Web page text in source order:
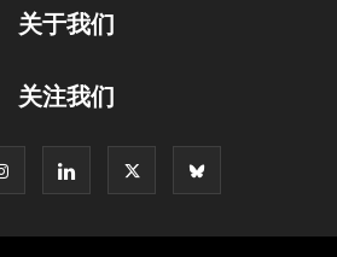
关于我们
关注我们